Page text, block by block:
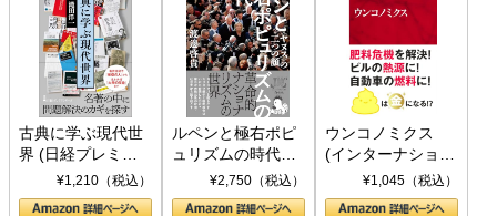
古典に学ぶ現代世
界 (日経プレミア
シリーズ)¥1,210（税込）
ルペンと極右ポピ
ュリズムの時代：
〈ヤヌス〉の二つ
の顔
¥2,750（税込）
ウンコノミクス
(インターナショナ
ル新書)¥1,045（税込）